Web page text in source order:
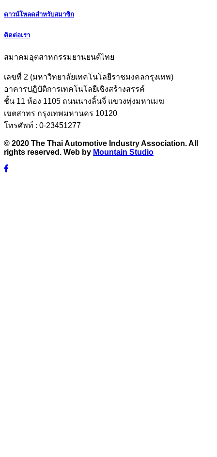
ดาวน์โหลดสำหรับสมาชิก
ติดต่อเรา
สมาคมอุตสาหกรรมยานยนต์ไทย
เลขที่ 2 (มหาวิทยาลัยเทคโนโลยีราชมงคลกรุงเทพ)
อาคารปฏิบัติการเทคโนโลยีเชิงสร้างสรรค์
ชั้น 11 ห้อง 1105 ถนนนางลิ้นจี่ แขวงทุ่งมหาเมฆ
เขตสาทร กรุงเทพมหานคร 10120
โทรศัพท์ : 0-23451277
© 2020 The Thai Automotive Industry Association. All
rights reserved. Web by Mountain Studio